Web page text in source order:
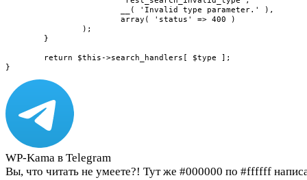
}
WP-Kama в Telegram
Вы, что читать не умеете?! Тут же #000000 по #ffffff